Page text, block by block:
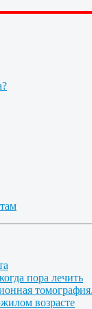
пора лечить
возрасте